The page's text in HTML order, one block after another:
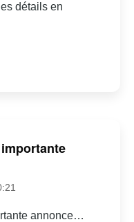
détails en
annonce…